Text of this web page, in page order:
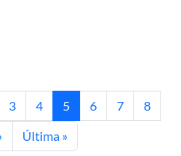
Page
3 Page
4 Current page
5 Page
6 Page
7 Page
8
page
Last page
Última »